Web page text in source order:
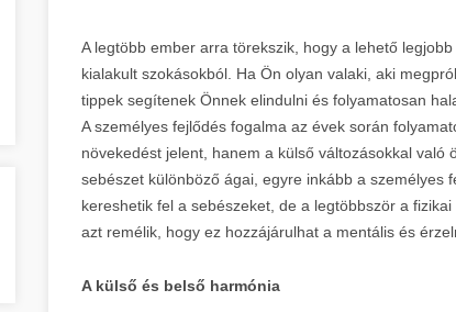
A legtöbb ember arra törekszik, hogy a lehető
kialakult szokásokból. Ha Ön olyan valaki, aki
tippek segítenek Önnek elindulni és folyamatosan
A személyes fejlődés fogalma az évek során
növekedést jelent, hanem a külső változásokkal
sebészet különböző ágai, egyre inkább a személyes
kereshetik fel a sebészeket, de a legtöbbször a
azt remélik, hogy ez hozzájárulhat a mentális és
A külső és belső harmónia